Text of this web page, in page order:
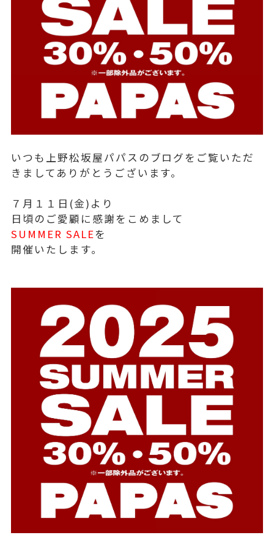
いつも上野松坂屋パパスのブログをご覧いただ
きましてありがとうございます。
７月１１日(金)より
日頃のご愛顧に感謝をこめまして
SUMMER SALEを
開催いたします。